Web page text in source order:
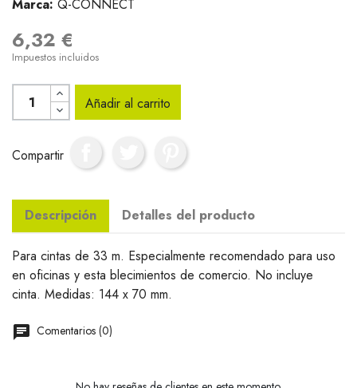
Marca: Q-CONNECT
6,32 €
Impuestos incluidos
Añadir al carrito
Compartir
Descripción Detalles del producto
Para cintas de 33 m. Especialmente recomendado para uso
en oficinas y esta blecimientos de comercio. No incluye
cinta. Medidas: 144 x 70 mm.
Comentarios (0)